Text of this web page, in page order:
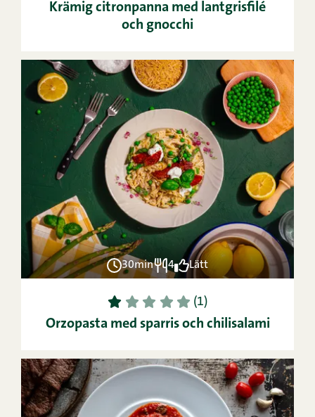
Krämig citronpanna med lantgrisfilé
och gnocchi
30min 4 Lätt
1 2 3 4 5 (1)
Orzopasta med sparris och chilisalami